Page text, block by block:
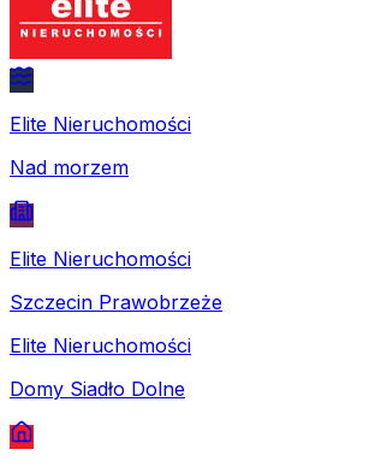
Elite Nieruchomości
Nad morzem
Elite Nieruchomości
Szczecin Prawobrzeże
Elite Nieruchomości
Domy Siadło Dolne